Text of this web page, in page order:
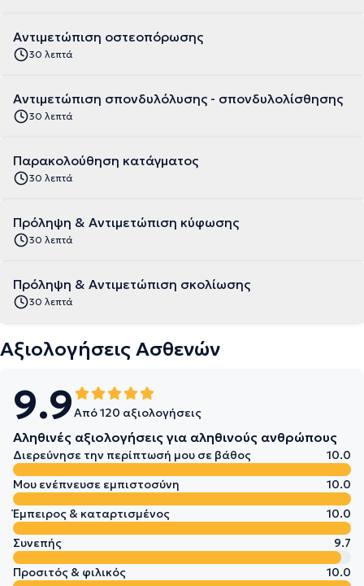
Αντιμετώπιση οστεοπόρωσης
30 λεπτά
Αντιμετώπιση σπονδυλόλυσης - σπονδυλολίσθησης
30 λεπτά
Παρακολούθηση κατάγματος
30 λεπτά
Πρόληψη & Αντιμετώπιση κύφωσης
30 λεπτά
Πρόληψη & Αντιμετώπιση σκολίωσης
30 λεπτά
Αξιολογήσεις Ασθενών
9.9Από 120 αξιολογήσεις
Αληθινές αξιολογήσεις για αληθινούς ανθρώπους
Διερεύνησε την περίπτωσή μου σε βάθος
10.0
Μου ενέπνευσε εμπιστοσύνη
10.0
Έμπειρος & καταρτισμένος
10.0
Συνεπής
9.7
Προσιτός & φιλικός
10.0